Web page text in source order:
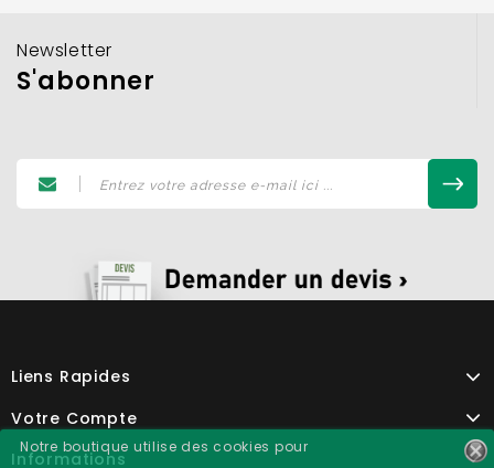
Notre boutique utilise des cookies pour
Newsletter
S'abonner
Liens Rapides
Votre Compte
Informations